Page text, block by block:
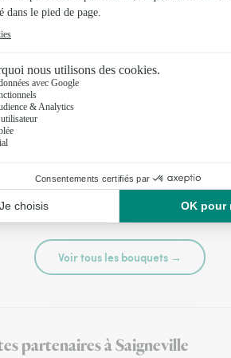
Tutti frutti
44,95 €
Voir tous les bouquets →
partenaires à Saigneville